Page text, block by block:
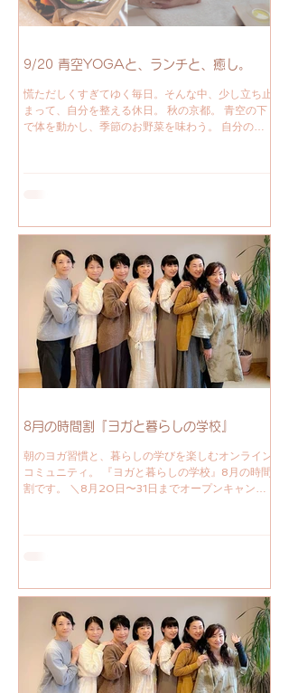
9/20 青空YOGAと、ランチと、癒し。
慌ただしくすぎてゆく毎日。そんな中、少し立ち止
まって、自分を整える休日。 秋の京都。 青空の下
で体を動かし、季節のお野菜を味わう。 自分の手
を一緒につくります。 初めての方も、お一人での
ご参加も大歓迎！気軽にお越しいただけたら嬉しい
です＾＾ 青空YOGAと、ランチと、癒し。 ヨガと
暮らしの学校 | ワンディリトリートin京都 【日時】
9月20日（日）10:00〜16:00 青空YOGAの場所
はお申し込み後にお伝えします。 場所がわからな
い方は9:30に京都トコ会館に集合して一緒に京都
御苑へ移動しましょう。 【プログラム】 10:00
オープニングサークル @京都御苑 10:30〜11:45
青空ヨガ | Earth Flow （Kyoko・Keiko.I）
12:30〜14:00 季節のランチ（Hisae・Ai）.
8月の時間割『ヨガと暮らしの学校』
朝のヨガ習慣と、暮らしの学びを楽しむオンライン
コミュニティ。 『ヨガと暮らしの学校』8月の時間
割です。 ＼8月20日〜31日までオープンキャンパ
した。 HIsae先生のクラスは、8月最終週の火曜日
25日から再開し、部活動の時間にインド話をして
くれます。 HOTなお話楽しみですね！ 朝のヨガ習
慣と、暮らしの学びを楽しむ大人のための学校。
いつでも始められて、自分のペースで続けられ、仲
間と共に育むアットホームなオンラインヨガコミュ
ニティ。 暮らしの中の 自分のための時間 ココロと